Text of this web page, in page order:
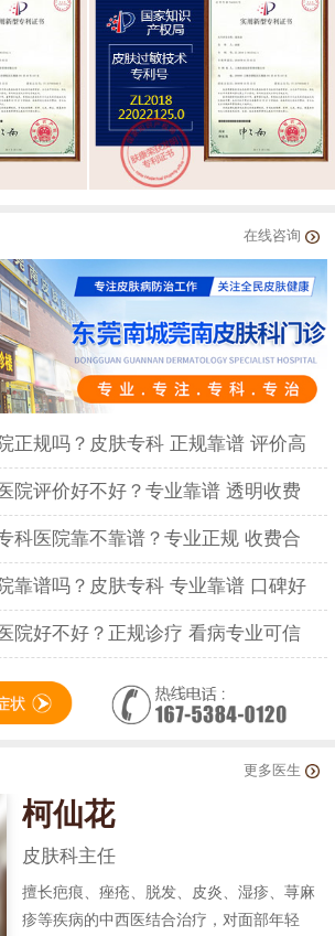
在线咨询
正规吗？皮肤专科 正规靠谱 评价高
院评价好不好？专业靠谱 透明收费
科医院靠不靠谱？专业正规 收费合
靠谱吗？皮肤专科 专业靠谱 口碑好
院好不好？正规诊疗 看病专业可信
更多医生
柯仙花
皮肤科主任
擅长疤痕、痤疮、脱发、皮炎、湿疹、荨麻
疹等疾病的中西医结合治疗，对面部年轻